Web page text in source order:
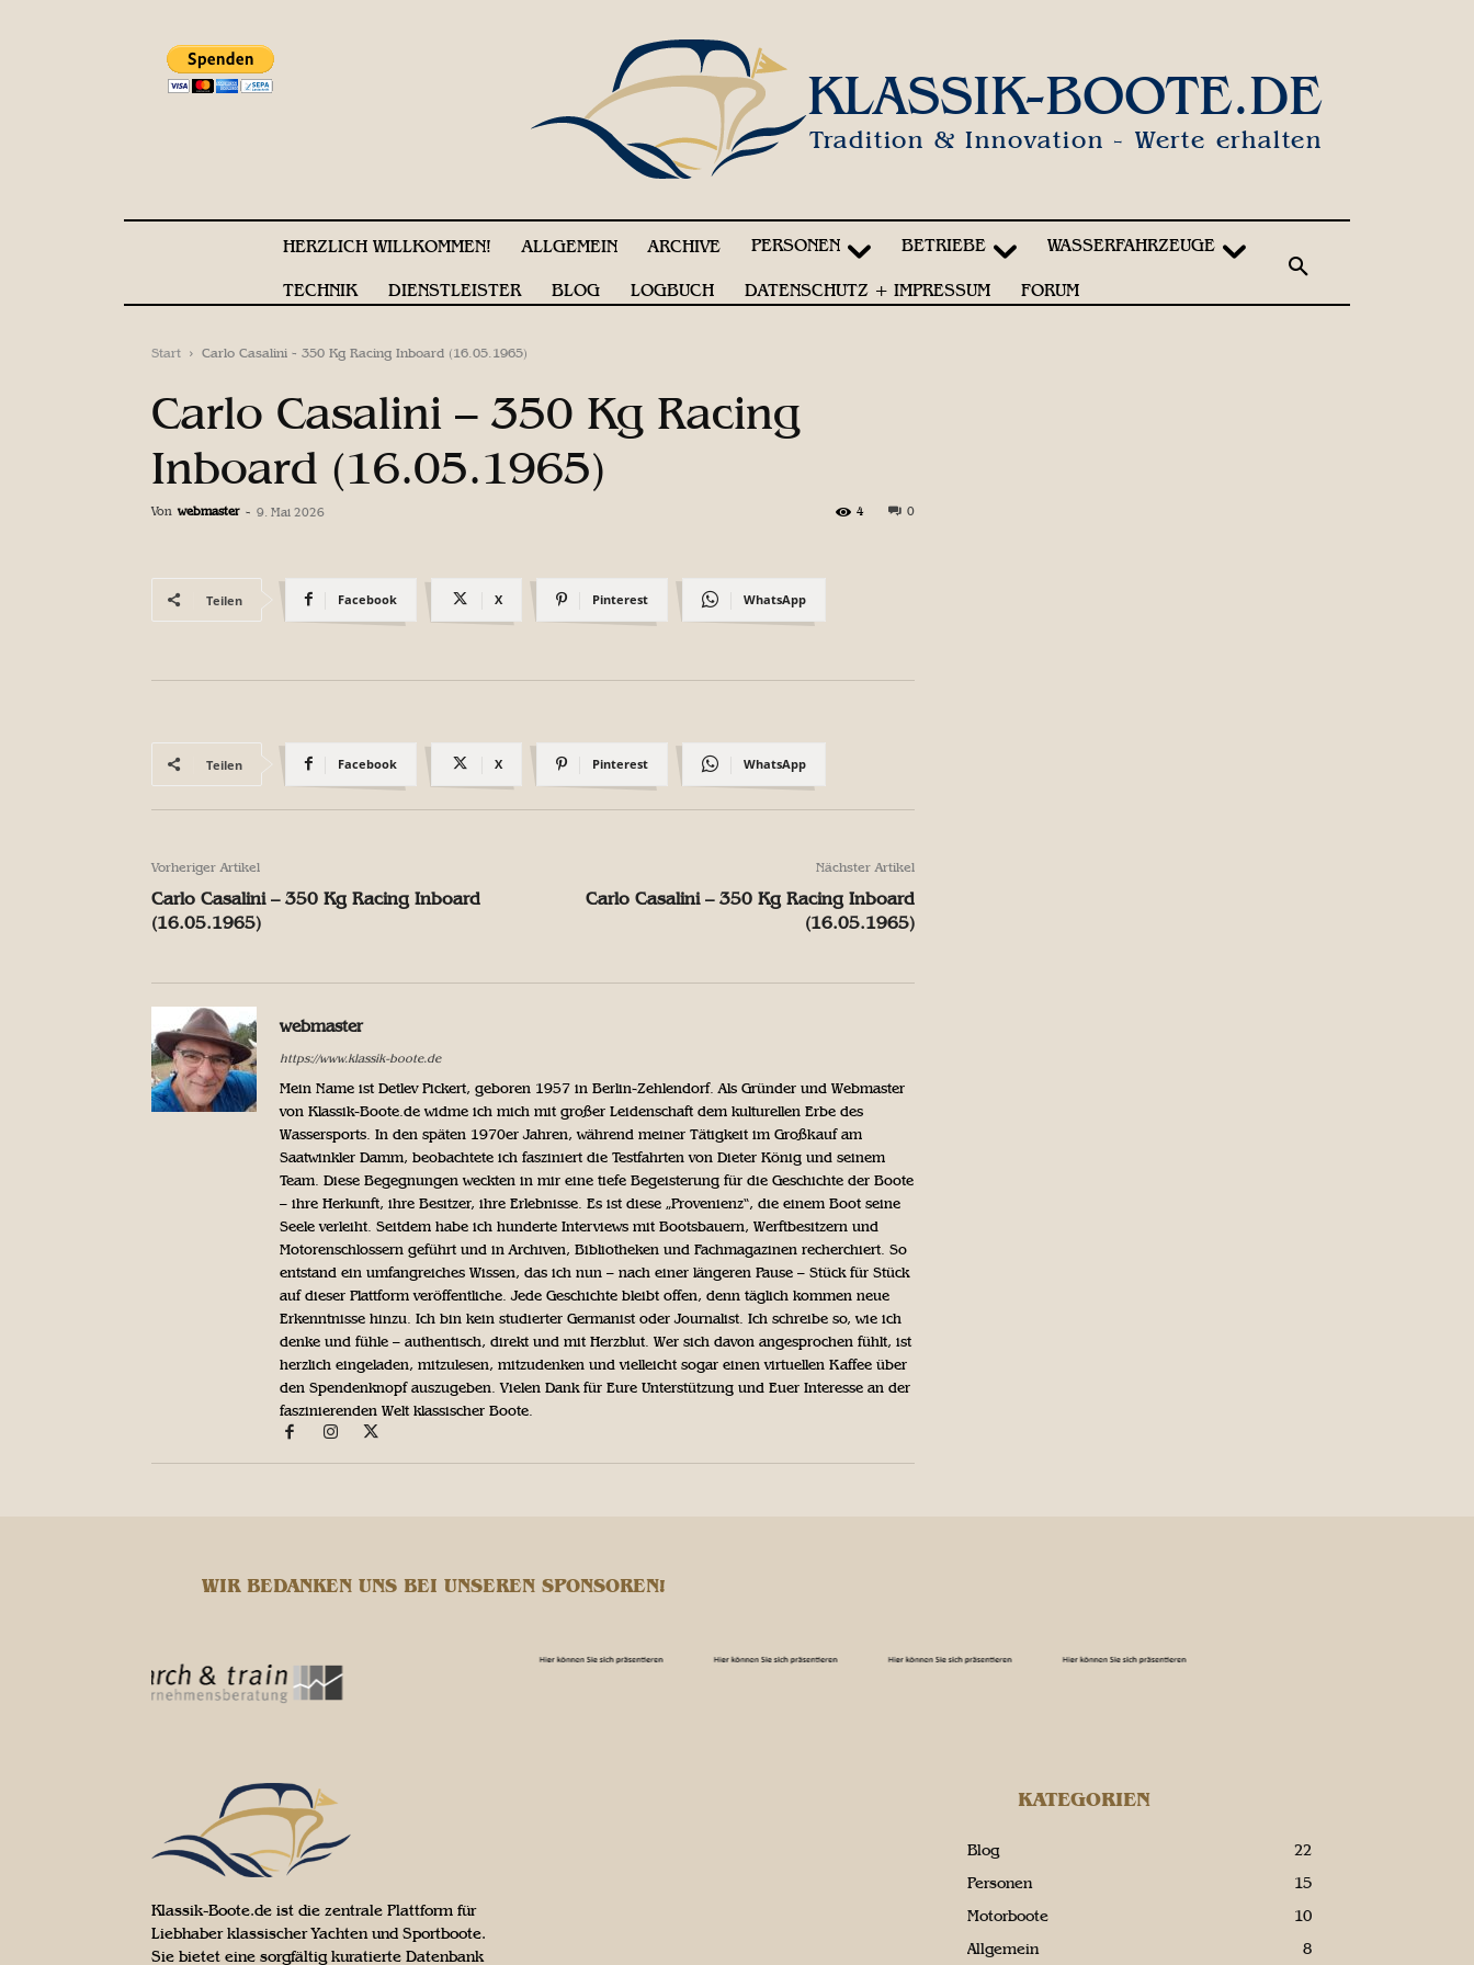
KLASSIK-BOOTE.DE
Tradition & Innovation - Werte erhalten
HERZLICH WILLKOMMEN! ALLGEMEIN ARCHIVE PERSONEN BETRIEBE WASSERFAHRZEUGE
TECHNIK DIENSTLEISTER BLOG LOGBUCH DATENSCHUTZ + IMPRESSUM FORUM
Start Carlo Casalini - 350 Kg Racing Inboard (16.05.1965)
Carlo Casalini – 350 Kg Racing
Inboard (16.05.1965)
Von webmaster - 9. Mai 2026 0
4
Teilen Facebook X Pinterest WhatsApp
Teilen Facebook X Pinterest WhatsApp
Vorheriger Artikel
Carlo Casalini – 350 Kg Racing Inboard
(16.05.1965)
Nächster Artikel
Carlo Casalini – 350 Kg Racing Inboard
(16.05.1965)
webmaster
https://www.klassik-boote.de
Mein Name ist Detlev Pickert, geboren 1957 in Berlin-Zehlendorf. Als Gründer und Webmaster
von Klassik-Boote.de widme ich mich mit großer Leidenschaft dem kulturellen Erbe des
Wassersports. In den späten 1970er Jahren, während meiner Tätigkeit im Großkauf am
Saatwinkler Damm, beobachtete ich fasziniert die Testfahrten von Dieter König und seinem
Team. Diese Begegnungen weckten in mir eine tiefe Begeisterung für die Geschichte der Boote
– ihre Herkunft, ihre Besitzer, ihre Erlebnisse. Es ist diese „Provenienz“, die einem Boot seine
Seele verleiht. Seitdem habe ich hunderte Interviews mit Bootsbauern, Werftbesitzern und
Motorenschlossern geführt und in Archiven, Bibliotheken und Fachmagazinen recherchiert. So
entstand ein umfangreiches Wissen, das ich nun – nach einer längeren Pause – Stück für Stück
auf dieser Plattform veröffentliche. Jede Geschichte bleibt offen, denn täglich kommen neue
Erkenntnisse hinzu. Ich bin kein studierter Germanist oder Journalist. Ich schreibe so, wie ich
denke und fühle – authentisch, direkt und mit Herzblut. Wer sich davon angesprochen fühlt, ist
herzlich eingeladen, mitzulesen, mitzudenken und vielleicht sogar einen virtuellen Kaffee über
den Spendenknopf auszugeben. Vielen Dank für Eure Unterstützung und Euer Interesse an der
faszinierenden Welt klassischer Boote.
WIR BEDANKEN UNS BEI UNSEREN SPONSOREN!
Klassik-Boote.de ist die zentrale Plattform für
Liebhaber klassischer Yachten und Sportboote.
Sie bietet eine sorgfältig kuratierte Datenbank
KATEGORIEN
Blog
22
Personen
15
Motorboote
10
Allgemein
8